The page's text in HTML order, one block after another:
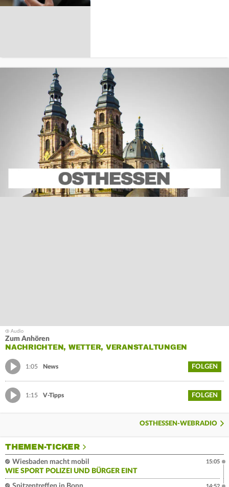
Zum Anhören
NACHRICHTEN, WETTER, VERANSTALTUNGEN
1:05 News FOLGEN
1:15 V-Tipps FOLGEN
OSTHESSEN-WEBRADIO
THEMEN-TICKER
Wiesbaden macht mobil
WIE SPORT POLIZEI UND BÜRGER EINT
15:05